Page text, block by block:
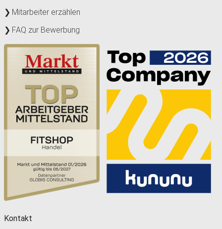
Mitarbeiter erzählen
FAQ zur Bewerbung
Kontakt